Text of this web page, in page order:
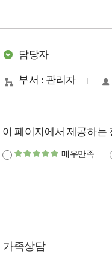
담당자
부서 : 관리자
이 페이지에서 제공하는
매우만족
가족상담